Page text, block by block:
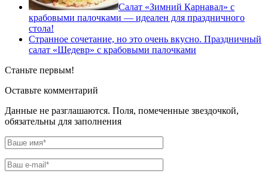
Салат «Зимний Карнавал» с
крабовыми палочками — идеален для праздничного
стола!
Странное сочетание, но это очень вкусно. Праздничный
салат «Шедевр» с крабовыми палочками
Станьте первым!
Оставьте комментарий
Данные не разглашаются. Поля, помеченные звездочкой,
обязательны для заполнения